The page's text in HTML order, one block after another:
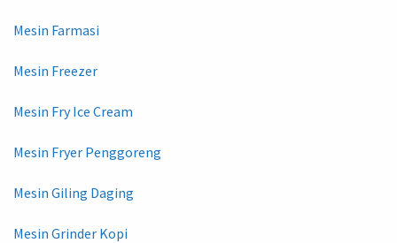
Mesin Farmasi
Mesin Freezer
Mesin Fry Ice Cream
Mesin Fryer Penggoreng
Mesin Giling Daging
Mesin Grinder Kopi